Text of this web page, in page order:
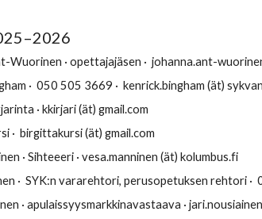
Wuorinen · opettajajäsen · johanna.ant-
· 050 505 3669 · kenrick.bingham (ät)
· kkirjari (ät) gmail.com
· birgittakursi (ät) gmail.com
· Sihteeeri · vesa.manninen (ät) kolumbus.fi
· SYK:n vararehtori, perusopetuksen rehtori·
· apulaissyysmarkkinavastaava · jari.nousiainen